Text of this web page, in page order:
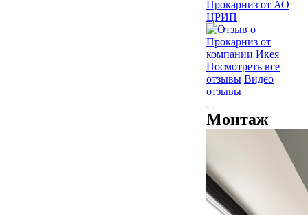
Посмотреть все
отзывы Видео
отзывы
Монтаж